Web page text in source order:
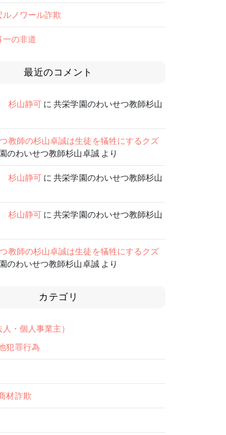
ルノワール詐欺
の非道
最近のコメント
杉山静可に共栄学園のわいせつ教師杉山
教師の杉山卓誠は生徒を犠牲にするクズ
のわいせつ教師杉山卓誠より
杉山静可に共栄学園のわいせつ教師杉山
杉山静可に共栄学園のわいせつ教師杉山
教師の杉山卓誠は生徒を犠牲にするクズ
のわいせつ教師杉山卓誠より
カテゴリ
・個人事業主）
犯罪行為
材詐欺